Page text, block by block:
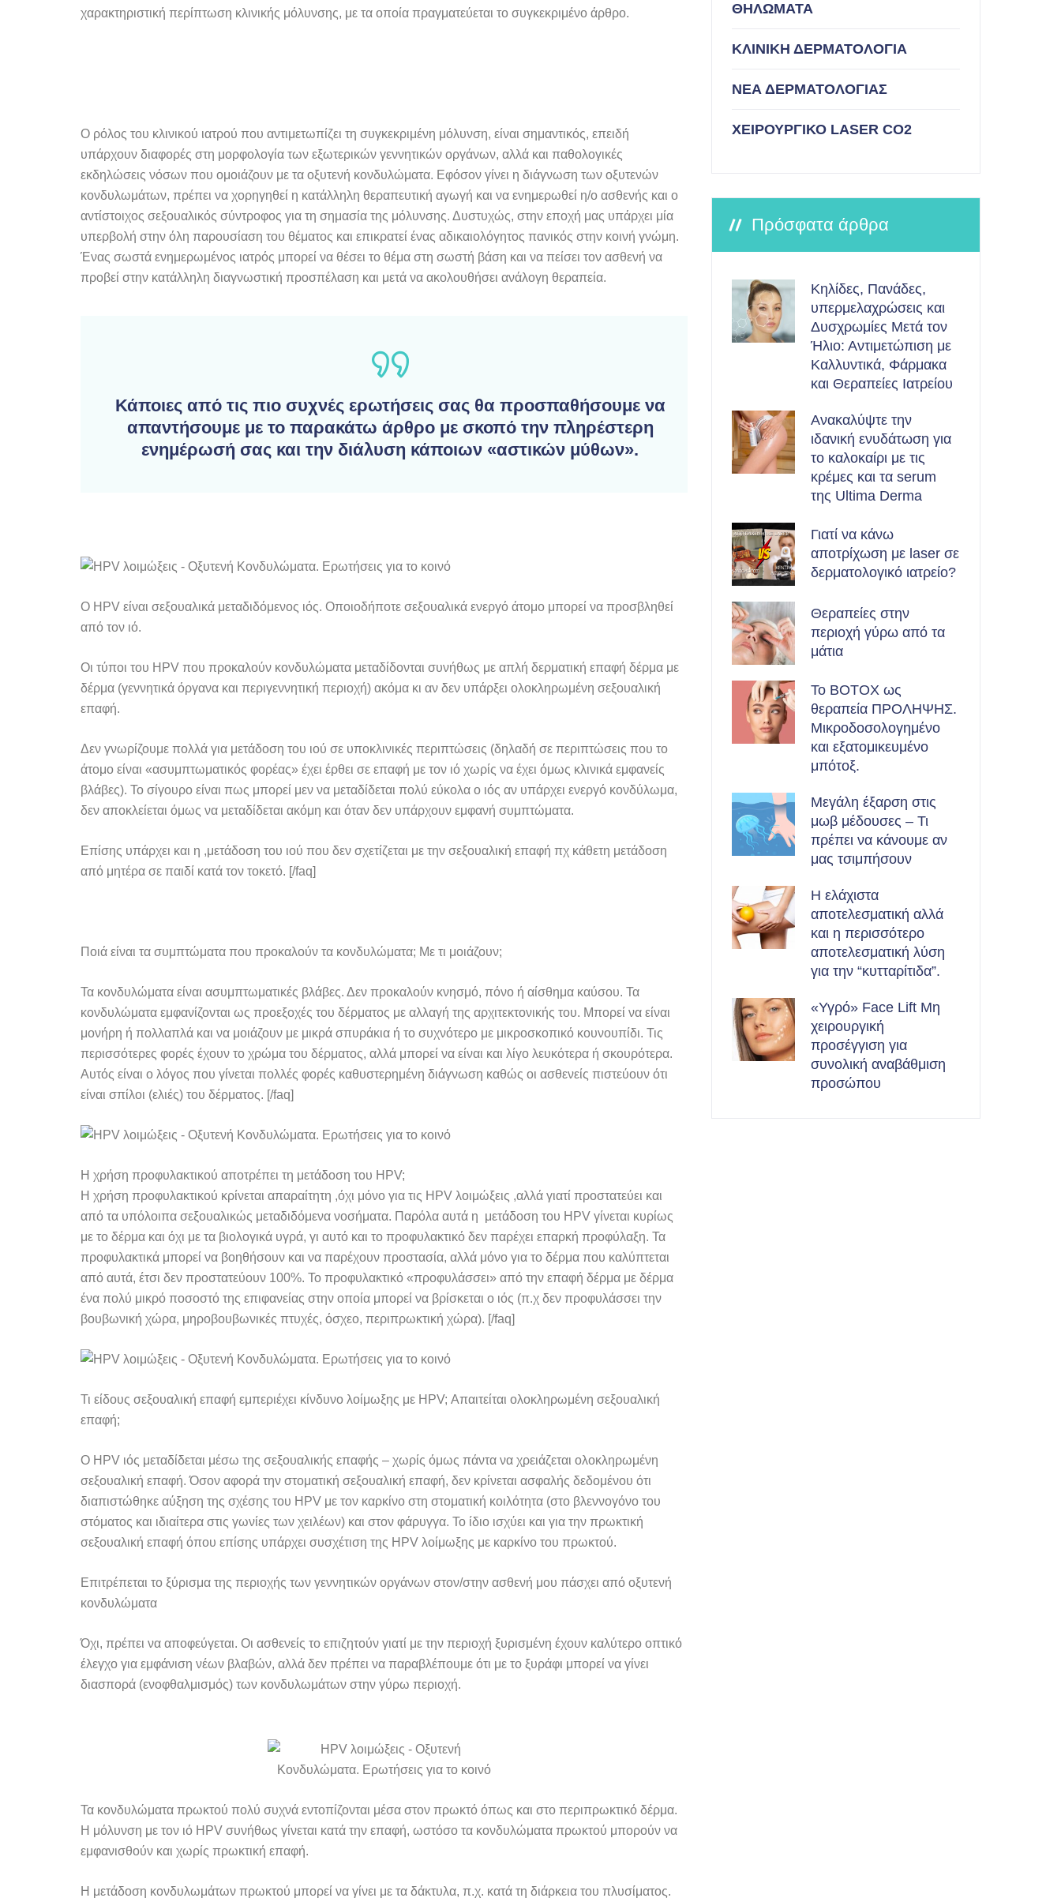
χαρακτηριστική περίπτωση κλινικής μόλυνσης, με τα οποία πραγματεύεται το συγκεκριμένο άρθρο.
Ο ρόλος του κλινικού ιατρού που αντιμετωπίζει τη συγκεκριμένη μόλυνση, είναι σημαντικός, επειδή
υπάρχουν διαφορές στη μορφολογία των εξωτερικών γεννητικών οργάνων, αλλά και παθολογικές
εκδηλώσεις νόσων που ομοιάζουν με τα οξυτενή κονδυλώματα. Εφόσον γίνει η διάγνωση των οξυτενών
κονδυλωμάτων, πρέπει να χορηγηθεί η κατάλληλη θεραπευτική αγωγή και να ενημερωθεί η/ο ασθενής και ο
αντίστοιχος σεξουαλικός σύντροφος για τη σημασία της μόλυνσης. Δυστυχώς, στην εποχή μας υπάρχει μία
υπερβολή στην όλη παρουσίαση του θέματος και επικρατεί ένας αδικαιολόγητος πανικός στην κοινή γνώμη.
Ένας σωστά ενημερωμένος ιατρός μπορεί να θέσει το θέμα στη σωστή βάση και να πείσει τον ασθενή να
προβεί στην κατάλληλη διαγνωστική προσπέλαση και μετά να ακολουθήσει ανάλογη θεραπεία.
Κάποιες από τις πιο συχνές ερωτήσεις σας θα προσπαθήσουμε να
απαντήσουμε με το παρακάτω άρθρο με σκοπό την πληρέστερη
ενημέρωσή σας και την διάλυση κάποιων «αστικών μύθων».
Ο ΗPV είναι σεξουαλικά μεταδιδόμενος ιός. Οποιοδήποτε σεξουαλικά ενεργό άτομο μπορεί να προσβληθεί
από τον ιό.
Οι τύποι του HPV που προκαλούν κονδυλώματα μεταδίδονται συνήθως με απλή δερματική επαφή δέρμα με
δέρμα (γεννητικά όργανα και περιγεννητική περιοχή) ακόμα κι αν δεν υπάρξει ολοκληρωμένη σεξουαλική
επαφή.
Δεν γνωρίζουμε πολλά για μετάδοση του ιού σε υποκλινικές περιπτώσεις (δηλαδή σε περιπτώσεις που το
άτομο είναι «ασυμπτωματικός φορέας» έχει έρθει σε επαφή με τον ιό χωρίς να έχει όμως κλινικά εμφανείς
βλάβες). Το σίγουρο είναι πως μπορεί μεν να μεταδίδεται πολύ εύκολα ο ιός αν υπάρχει ενεργό κονδύλωμα,
δεν αποκλείεται όμως να μεταδίδεται ακόμη και όταν δεν υπάρχουν εμφανή συμπτώματα.
Επίσης υπάρχει και η ,μετάδοση του ιού που δεν σχετίζεται με την σεξουαλική επαφή πχ κάθετη μετάδοση
από μητέρα σε παιδί κατά τον τοκετό. [/faq]
Ποιά είναι τα συμπτώματα που προκαλούν τα κονδυλώματα; Με τι μοιάζουν;
Τα κονδυλώματα είναι ασυμπτωματικές βλάβες. Δεν προκαλούν κνησμό, πόνο ή αίσθημα καύσου. Τα
κονδυλώματα εμφανίζονται ως προεξοχές του δέρματος με αλλαγή της αρχιτεκτονικής του. Μπορεί να είναι
μονήρη ή πολλαπλά και να μοιάζουν με μικρά σπυράκια ή το συχνότερο με μικροσκοπικό κουνουπίδι. Τις
περισσότερες φορές έχουν το χρώμα του δέρματος, αλλά μπορεί να είναι και λίγο λευκότερα ή σκουρότερα.
Αυτός είναι ο λόγος που γίνεται πολλές φορές καθυστερημένη διάγνωση καθώς οι ασθενείς πιστεύουν ότι
είναι σπίλοι (ελιές) του δέρματος. [/faq]
Η χρήση προφυλακτικού αποτρέπει τη μετάδοση του HPV;
Η χρήση προφυλακτικού κρίνεται απαραίτητη ,όχι μόνο για τις HPV λοιμώξεις ,αλλά γιατί προστατεύει και
από τα υπόλοιπα σεξουαλικώς μεταδιδόμενα νοσήματα. Παρόλα αυτά η μετάδοση του HPV γίνεται κυρίως
με το δέρμα και όχι με τα βιολογικά υγρά, γι αυτό και το προφυλακτικό δεν παρέχει επαρκή προφύλαξη. Τα
προφυλακτικά μπορεί να βοηθήσουν και να παρέχουν προστασία, αλλά μόνο για το δέρμα που καλύπτεται
από αυτά, έτσι δεν προστατεύουν 100%. Το προφυλακτικό «προφυλάσσει» από την επαφή δέρμα με δέρμα
ένα πολύ μικρό ποσοστό της επιφανείας στην οποία μπορεί να βρίσκεται ο ιός (π.χ δεν προφυλάσσει την
βουβωνική χώρα, μηροβουβωνικές πτυχές, όσχεο, περιπρωκτική χώρα). [/faq]
Τι είδους σεξουαλική επαφή εμπεριέχει κίνδυνο λοίμωξης με HPV; Απαιτείται ολοκληρωμένη σεξουαλική
επαφή;
Ο HPV ιός μεταδίδεται μέσω της σεξουαλικής επαφής – χωρίς όμως πάντα να χρειάζεται ολοκληρωμένη
σεξουαλική επαφή. Όσον αφορά την στοματική σεξουαλική επαφή, δεν κρίνεται ασφαλής δεδομένου ότι
διαπιστώθηκε αύξηση της σχέσης του HPV με τον καρκίνο στη στοματική κοιλότητα (στο βλεννογόνο του
στόματος και ιδιαίτερα στις γωνίες των χειλέων) και στον φάρυγγα. Το ίδιο ισχύει και για την πρωκτική
σεξουαλική επαφή όπου επίσης υπάρχει συσχέτιση της HPV λοίμωξης με καρκίνο του πρωκτού.
Επιτρέπεται το ξύρισμα της περιοχής των γεννητικών οργάνων στον/στην ασθενή μου πάσχει από οξυτενή
κονδυλώματα
Όχι, πρέπει να αποφεύγεται. Οι ασθενείς το επιζητούν γιατί με την περιοχή ξυρισμένη έχουν καλύτερο οπτικό
έλεγχο για εμφάνιση νέων βλαβών, αλλά δεν πρέπει να παραβλέπουμε ότι με το ξυράφι μπορεί να γίνει
διασπορά (ενοφθαλμισμός) των κονδυλωμάτων στην γύρω περιοχή.
Τα κονδυλώματα πρωκτού πολύ συχνά εντοπίζονται μέσα στον πρωκτό όπως και στο περιπρωκτικό δέρμα.
Η μόλυνση με τον ιό HPV συνήθως γίνεται κατά την επαφή, ωστόσο τα κονδυλώματα πρωκτού μπορούν να
εμφανισθούν και χωρίς πρωκτική επαφή.
Η μετάδοση κονδυλωμάτων πρωκτού μπορεί να γίνει με τα δάκτυλα, π.χ. κατά τη διάρκεια του πλυσίματος.
ΘΗΛΩΜΑΤΑ
ΚΛΙΝΙΚΗ ΔΕΡΜΑΤΟΛΟΓΙΑ
ΝΕΑ ΔΕΡΜΑΤΟΛΟΓΙΑΣ
ΧΕΙΡΟΥΡΓΙΚΟ LASER CO2
Πρόσφατα άρθρα
Κηλίδες, Πανάδες,
υπερμελαχρώσεις και
Δυσχρωμίες Μετά τον
Ήλιο: Αντιμετώπιση με
Καλλυντικά, Φάρμακα
και Θεραπείες Ιατρείου
Ανακαλύψτε την
ιδανική ενυδάτωση για
το καλοκαίρι με τις
κρέμες και τα serum
της Ultima Derma
Γιατί να κάνω
αποτρίχωση με laser σε
δερματολογικό ιατρείο?
Θεραπείες στην
περιοχή γύρω από τα
μάτια
Το BOTOX ως
θεραπεία ΠΡΟΛΗΨΗΣ.
Μικροδοσολογημένο
και εξατομικευμένο
μπότοξ.
Μεγάλη έξαρση στις
μωβ μέδουσες – Τι
πρέπει να κάνουμε αν
μας τσιμπήσουν
Η ελάχιστα
αποτελεσματική αλλά
και η περισσότερο
αποτελεσματική λύση
για την “κυτταρίτιδα”.
«Υγρό» Face Lift Μη
χειρουργική
προσέγγιση για
συνολική αναβάθμιση
προσώπου